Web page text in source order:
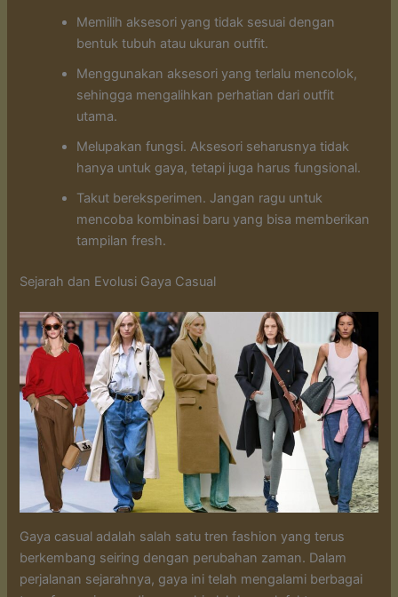
Memilih aksesori yang tidak sesuai dengan
bentuk tubuh atau ukuran outfit.
Menggunakan aksesori yang terlalu mencolok,
sehingga mengalihkan perhatian dari outfit
utama.
Melupakan fungsi. Aksesori seharusnya tidak
hanya untuk gaya, tetapi juga harus fungsional.
Takut bereksperimen. Jangan ragu untuk
mencoba kombinasi baru yang bisa memberikan
tampilan fresh.
Sejarah dan Evolusi Gaya Casual
Gaya casual adalah salah satu tren fashion yang terus
berkembang seiring dengan perubahan zaman. Dalam
perjalanan sejarahnya, gaya ini telah mengalami berbagai